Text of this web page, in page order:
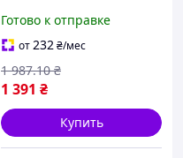
хлопка легкий халат
кимоно для отдыха и
дома box2
Готово к отправке
от232₴/мес
1 391 ₴
1 987.10 ₴
Купить